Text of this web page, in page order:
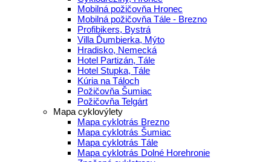
Mobilná požičovňa Hronec
Mobilná požičovňa Tále - Brezno
Profibikers, Bystrá
Villa Ďumbierka, Mýto
Hradisko, Nemecká
Hotel Partizán, Tále
Hotel Stupka, Tále
Kúria na Táloch
Požičovňa Šumiac
Požičovňa Telgárt
Mapa cyklovýlety
Mapa cyklotrás Brezno
Mapa cyklotrás Šumiac
Mapa cyklotrás Tále
Mapa cyklotrás Dolné Horehronie